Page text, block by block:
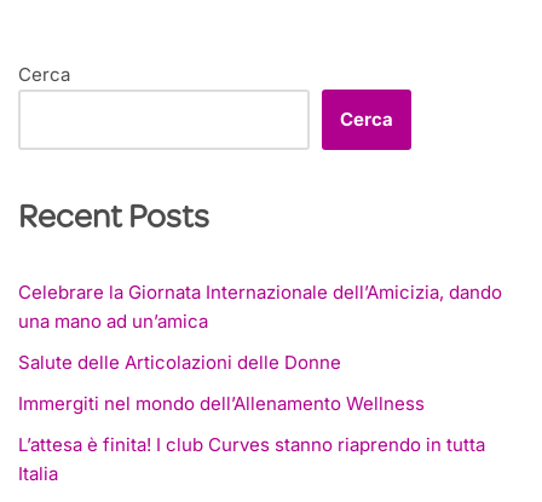
Cerca
Cerca
Recent Posts
Celebrare la Giornata Internazionale dell’Amicizia, dando
una mano ad un’amica
Salute delle Articolazioni delle Donne
Immergiti nel mondo dell’Allenamento Wellness
L’attesa è finita! I club Curves stanno riaprendo in tutta
Italia